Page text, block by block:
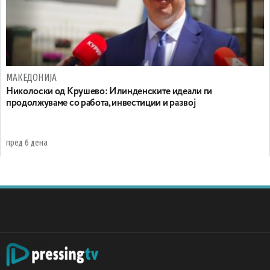
МАКЕДОНИЈА
Николоски од Крушево: Илинденските идеали ги
продолжуваме со работа, инвестиции и развој
пред 6 дена